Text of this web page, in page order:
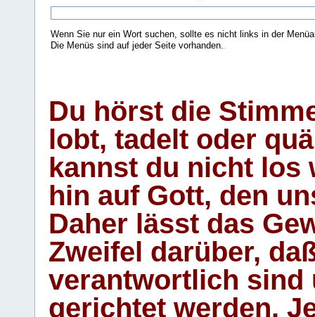
Wenn Sie nur ein Wort suchen, sollte es nicht links in der
Die Menüs sind auf jeder Seite vorhanden.
Du hörst die
lobt, tadelt oder
kannst du nicht los
hin auf Gott, den
Daher lässt das
Zweifel darüber,
verantwortlich sind
gerichtet werden.